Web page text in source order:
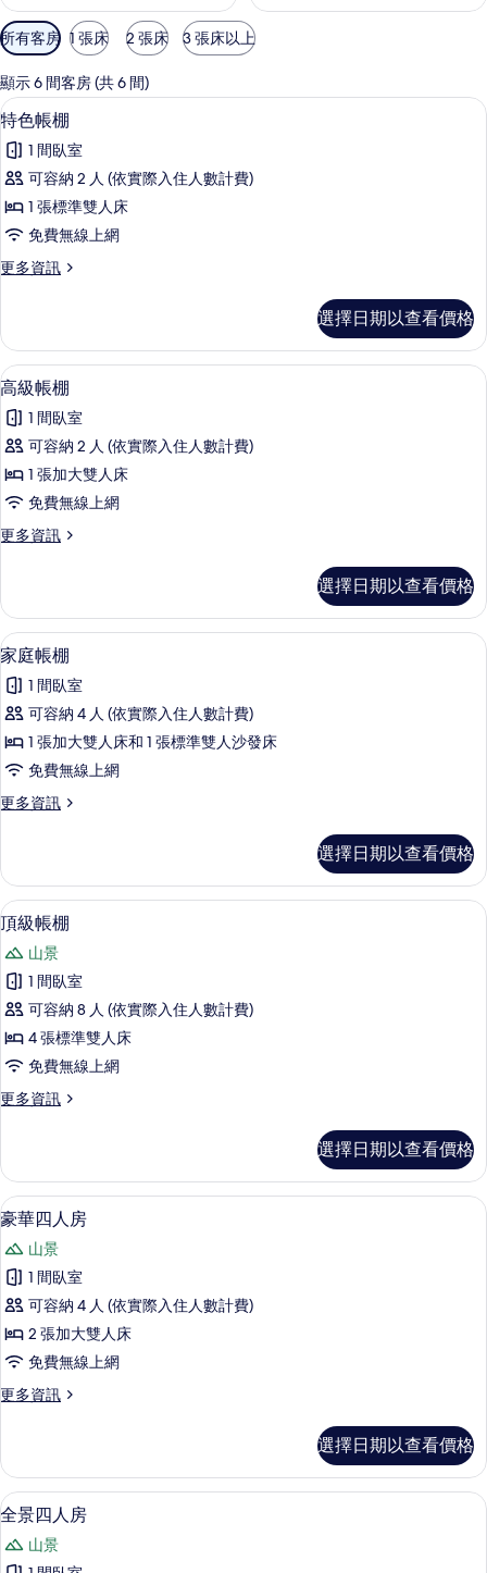
可
用
的
客
房
篩
選
條
所有客房 1 張床 2 張床 3 張床以上
顯示 6 間客房 (共 6 間)
顯
示
特
色
帳
的
有
相
片
5
特色帳棚
1 間臥室
可容納 2 人 (依實際入住人數計費)
1 張標準雙人床
免費無線上網
更多資訊
更
帳
棚
的
情
選擇日期以查看價格
顯
示
高
級
帳
的
有
相
片
4
高級帳棚
1 間臥室
可容納 2 人 (依實際入住人數計費)
1 張加大雙人床
免費無線上網
更多資訊
更
帳
棚
的
詳
情
選擇日期以查看價格
顯
示
家
庭
帳
的
有
相
片
5
家庭帳棚
1 間臥室
可容納 4 人 (依實際入住人數計費)
1 張加大雙人床和 1 張標準雙人沙發床
免費無線上網
更多資訊
更
帳
棚
的
詳
情
選擇日期以查看價格
顯
示
頂
級
帳
棚
所
相
片
9
頂級帳棚
山景
1 間臥室
可容納 8 人 (依實際入住人數計費)
4 張標準雙人床
免費無線上網
更多資訊
更
帳
棚
的
情
選擇日期以查看價格
顯
示
豪
華
四
人
的
有
相
片
7
豪華四人房
山景
1 間臥室
可容納 4 人 (依實際入住人數計費)
2 張加大雙人床
免費無線上網
更多資訊
更
四
人
房
詳
選擇日期以查看價格
顯
示
全
8
全景四人房
山景